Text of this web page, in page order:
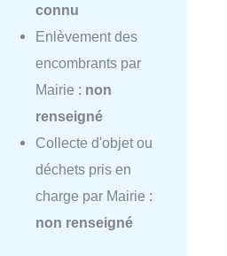
connu
Enlèvement des
encombrants par
Mairie : non
renseigné
Collecte d'objet ou
déchets pris en
charge par Mairie :
non renseigné